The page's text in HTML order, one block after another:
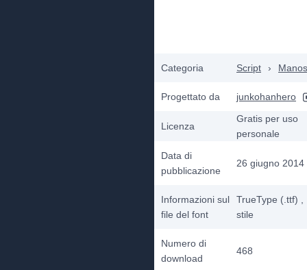
Categoria Script ›
Progettato da junkohanhero
Licenza
Gratis per uso
personale
Data di
pubblicazione
26 giugno 2014
Informazioni sul
file del font
TrueType (.ttf)
stile
Numero di
download
468